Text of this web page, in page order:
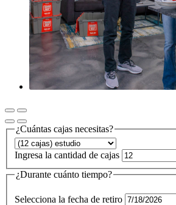
¿Cuántas cajas necesitas?
Ingresa la cantidad de cajas
¿Durante cuánto tiempo?
Selecciona la fecha de retiro